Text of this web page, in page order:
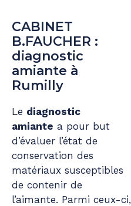
CABINET
B.FAUCHER :
diagnostic
amiante à
Rumilly
Le diagnostic
amiante a pour but
d’évaluer l’état de
conservation des
matériaux susceptibles
de contenir de
l’aimante. Parmi ceux-ci,